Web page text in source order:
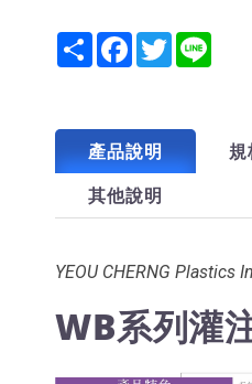
ShareFacebook
Twitter
產品說明
其他說明
YEOU CHERNG Plastics
WB系列灌